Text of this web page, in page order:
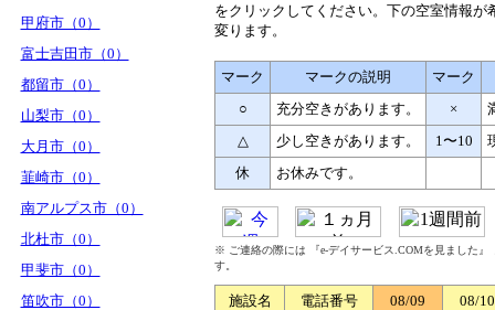
甲府市（0）
富士吉田市（0）
都留市（0）
山梨市（0）
大月市（0）
韮崎市（0）
南アルプス市（0）
北杜市（0）
甲斐市（0）
笛吹市（0）
をクリックしてください。下の空室情報が
変ります。
マーク マークの説明
マーク
○
充分空きがあります。 ×
△
少し空きがあります。 1〜10
休
お休みです。
※ ご連絡の際には 『e-デイサービス.COMを見ました
す。
施設名 電話番号 08/09
08/10